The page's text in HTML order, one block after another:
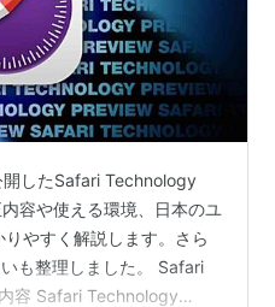
したSafari Technology
容や使える環境、日本のユ
やすく解説します。さら
も整理しました。 Safari
容 Safari Technology